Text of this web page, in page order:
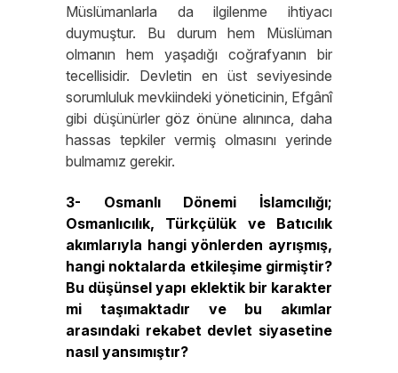
Müslümanlarla da ilgilenme ihtiyacı
duymuştur. Bu durum hem Müslüman
olmanın hem yaşadığı coğrafyanın bir
tecellisidir. Devletin en üst seviyesinde
sorumluluk mevkiindeki yöneticinin, Efgânî
gibi düşünürler göz önüne alınınca, daha
hassas tepkiler vermiş olmasını yerinde
bulmamız gerekir.
3- Osmanlı Dönemi İslamcılığı;
Osmanlıcılık, Türkçülük ve Batıcılık
akımlarıyla hangi yönlerden ayrışmış,
hangi noktalarda etkileşime girmiştir?
Bu düşünsel yapı eklektik bir karakter
mi taşımaktadır ve bu akımlar
arasındaki rekabet devlet siyasetine
nasıl yansımıştır?